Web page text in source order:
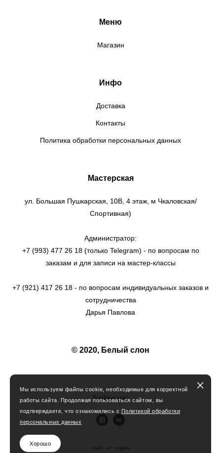
Меню
Магазин
Инфо
Доставка
Контакты
Политика обработки персональных данных
Мастерская
ул. Большая Пушкарская, 10В, 4 этаж, м Чкаловская/
Спортивная)
Администратор:
+7 (993) 477 26 18 (только Telegram) - по вопросам по
заказам и для записи на мастер-классы
+7 (921) 417 26 18 - по вопросам индивидуальных заказов и
сотрудничества
Дарья Павлова
© 2020, Белый слон
Follow us:
сайт от vigbo
Мы используем файлы cookie, необходимые для корректной
работы сайта. Продолжая пользоваться сайтом, вы
подтверждаете, что ознакомились с Политикой обработки
персональных данных
Хорошо